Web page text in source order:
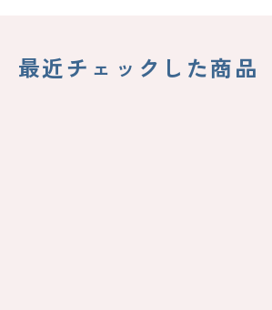
最近チェックした商品